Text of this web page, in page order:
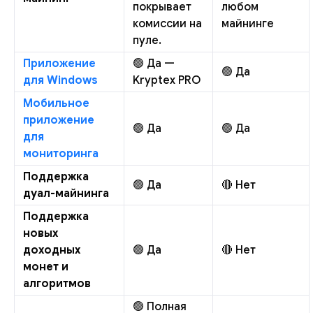
покрывает
комиссии на
пуле.
любом
майнинге
Приложение
для Windows
🟢 Да —
Kryptex PRO
🟢 Да
Мобильное
приложение
для
мониторинга
🟢 Да 🟢 Да
Поддержка
дуал-майнинга
🟢 Да 🔴 Нет
Поддержка
новых
доходных
монет и
алгоритмов
🟢 Да 🔴 Нет
🟢 Полная